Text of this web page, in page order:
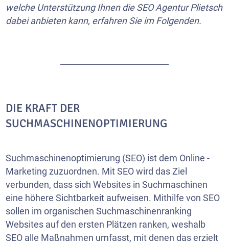
welche Unterstützung Ihnen die SEO Agentur Plietsch
dabei anbieten kann, erfahren Sie im Folgenden.
DIE KRAFT DER
SUCHMASCHINENOPTIMIERUNG
Suchmaschinenoptimierung (SEO) ist dem Online -
Marketing zuzuordnen. Mit SEO wird das Ziel
verbunden, dass sich Websites in Suchmaschinen
eine höhere Sichtbarkeit aufweisen. Mithilfe von SEO
sollen im organischen Suchmaschinenranking
Websites auf den ersten Plätzen ranken, weshalb
SEO alle Maßnahmen umfasst, mit denen das erzielt